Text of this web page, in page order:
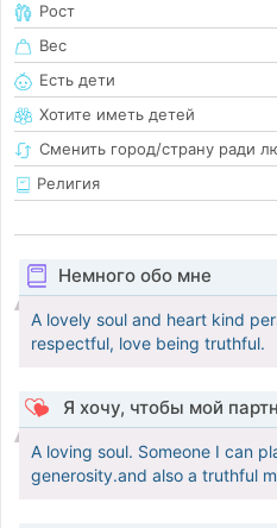
Рост
Вес
Есть дети
Хотите иметь детей
Сменить город/страну ради
Религия
Немного обо мне
A lovely soul and heart kind
respectful, love being truthful.
Я хочу, чтобы мой
A loving soul. Someone I can
generosity.and also a truthful